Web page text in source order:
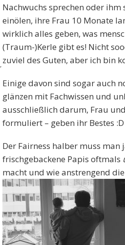
Nachwuchs sprechen oder
einölen, ihre Frau 10 Monate
wirklich alles geben, was
(Traum-)Kerle gibt es! Nicht
zuviel des Guten, aber ich bin
Einige davon sind sogar auch
glänzen mit Fachwissen und
ausschließlich darum, Frau
formuliert – geben ihr Bestes :D
Der Fairness halber muss
frischgebackene Papis oftmals
macht und wie anstrengend